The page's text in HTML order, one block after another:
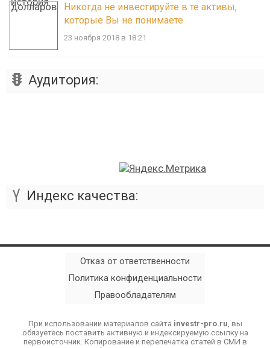
Никогда не инвестируйте в те активы,
которые Вы не понимаете
23 ноября 2018 в 18:21
Аудитория:
Индекс качества:
Отказ от ответственности
Политика конфиденциальности
Правообладателям
При использовании материалов сайта investr-pro.ru, вы
обязуетесь поставить активную и индексируемую ссылку на
первоисточник. Копирование и перепечатка статей в СМИ в